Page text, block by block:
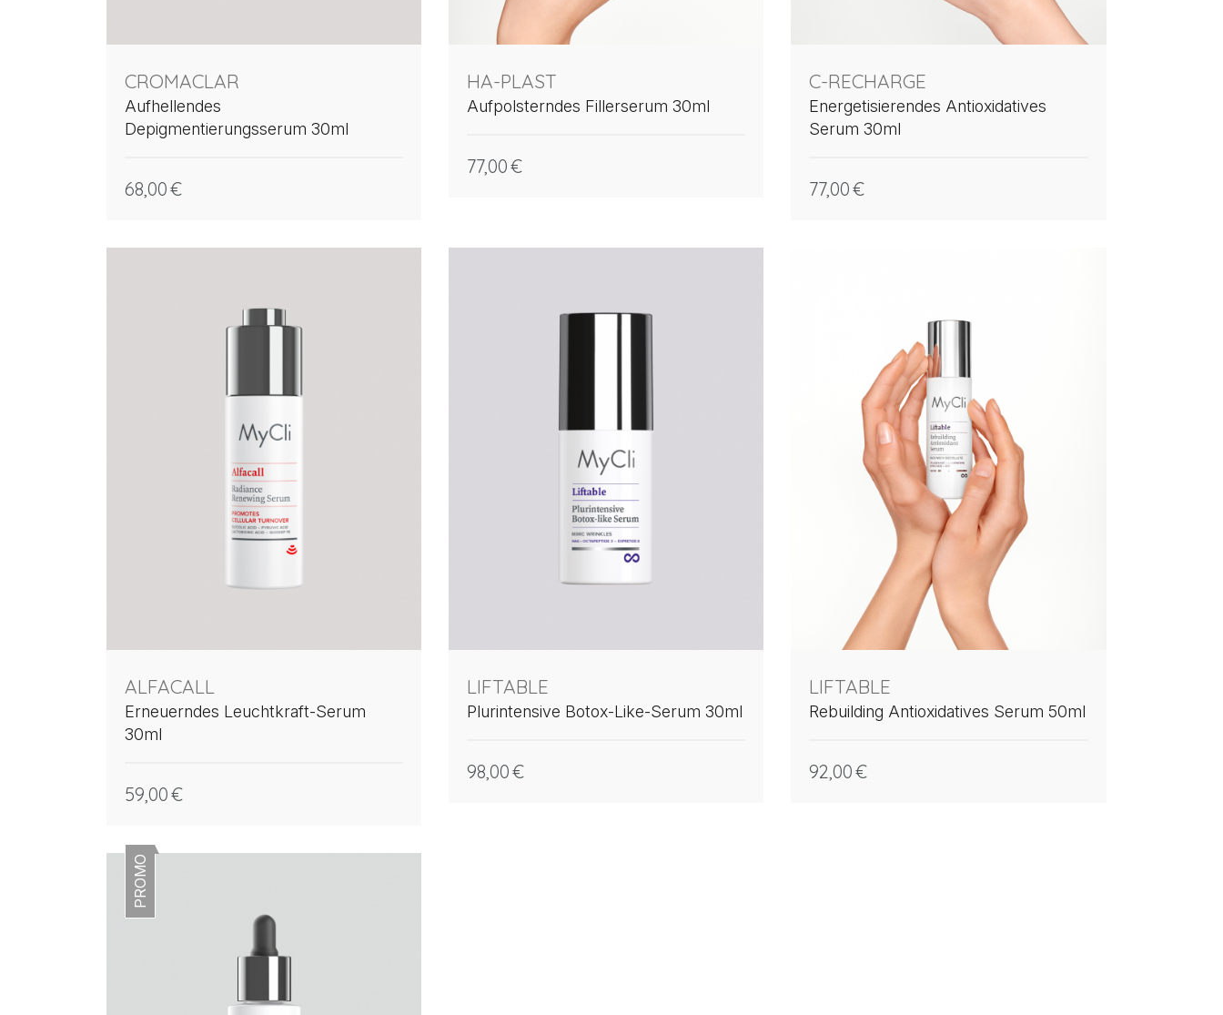
CROMACLAR
Aufhellendes
Depigmentierungsserum 30ml
68,00€
HA-PLAST
Aufpolsterndes Fillerserum 30ml
77,00€
C-RECHARGE
Energetisierendes Antioxidatives
Serum 30ml
77,00€
ALFACALL
Erneuerndes Leuchtkraft-Serum
30ml
59,00€
LIFTABLE
Plurintensive Botox-Like-Serum 30ml
98,00€
LIFTABLE
Rebuilding Antioxidatives Serum 50ml
92,00€
PROMO